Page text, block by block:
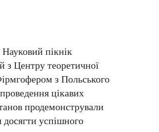
пікнік
з Центру теоретичної
з Польського
цікавих
продемонстрували
досягти успішного